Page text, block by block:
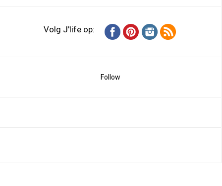
Volg J'life op:
Follow